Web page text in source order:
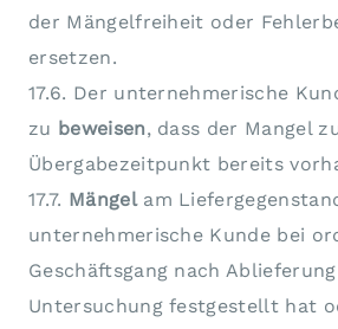
der Mängelfreiheit oder
ersetzen.
17.6. Der unternehmerische
zu beweisen, dass der Mangel
Übergabezeitpunkt bereits
17.7. Mängel am
unternehmerische Kunde bei
Geschäftsgang nach
Untersuchung festgestellt hat